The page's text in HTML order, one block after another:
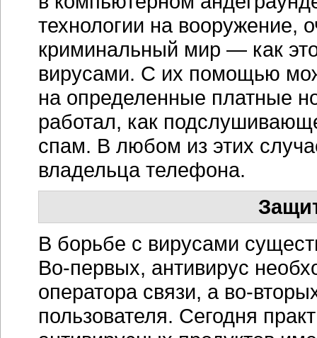
технологии на вооружение,
криминальный мир — как
вирусами. С их помощью
на определенные платные
работал, как
спам. В любом из этих
владельца телефона.
В борьбе с вирусами
Во-первых, антивирус
оператора связи, а во-
пользователя. Сегодня